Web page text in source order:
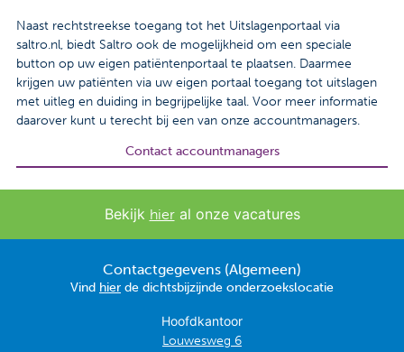
Naast rechtstreekse toegang tot het Uitslagenportaal via
saltro.nl, biedt Saltro ook de mogelijkheid om een speciale
button op uw eigen patiëntenportaal te plaatsen. Daarmee
krijgen uw patiënten via uw eigen portaal toegang tot uitslagen
met uitleg en duiding in begrijpelijke taal. Voor meer informatie
daarover kunt u terecht bij een van onze accountmanagers.
Contact accountmanagers
Bekijk hieral onze vacatures
Contactgegevens (Algemeen)
Vind hier de dichtsbijzijnde onderzoekslocatie
Hoofdkantoor
Louwesweg 6